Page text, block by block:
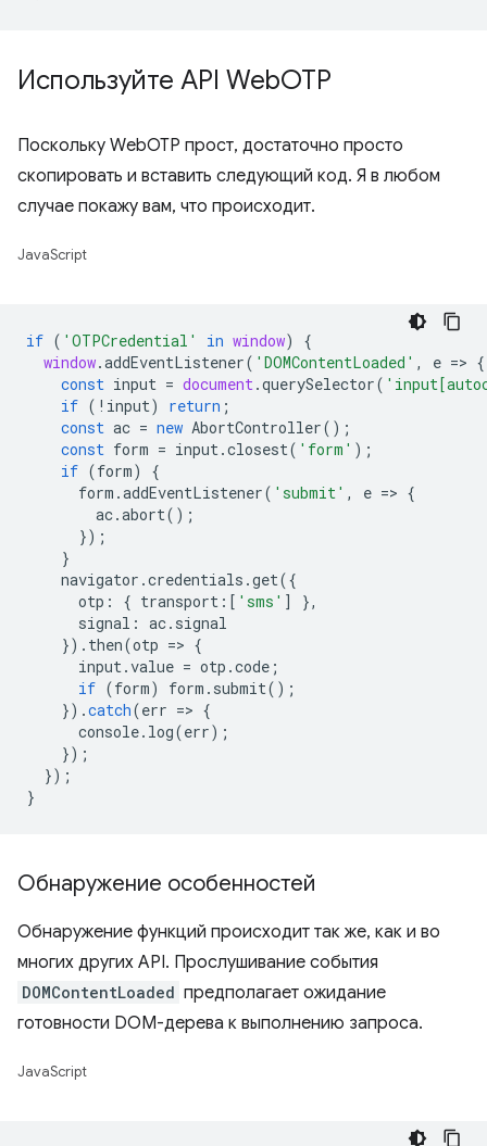
Используйте API WebOTP
Поскольку WebOTP прост, достаточно просто
скопировать и вставить следующий код. Я в любом
случае покажу вам, что происходит.
JavaScript
if ( 'OTPCredential' in window)
{
window.addEventListener( 'DOMContentLoaded' , e => {
const input = document.querySelector(
if ( ! input) return ;
const ac = new AbortController();
const form = input.closest( 'form' );
if (form)
{
form .addEventListener( 'submit' , e => {
ac.abort();
});
}
navigator .credentials .get({
otp : { transport : [ 'sms' ]
},
signal : ac. signal
}). then(otp => {
input.value = otp .code ;
if (form) form . submit();
}).catch(err => {
console. log(err);
});
});
}
Обнаружение особенностей
Обнаружение функций происходит так же, как и во
многих других API. Прослушивание события
DOMContentLoaded предполагает ожидание
готовности DOM-дерева к выполнению запроса.
JavaScript